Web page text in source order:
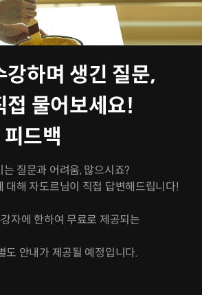
강하며 생긴 질문,
접 물어보세요!
드백
질문과 어려움, 많으시죠?
대해 자도르님이 직접 답변해드립니다!
자에 한하여 무료로 제공되는
도 안내가 제공될 예정입니다.